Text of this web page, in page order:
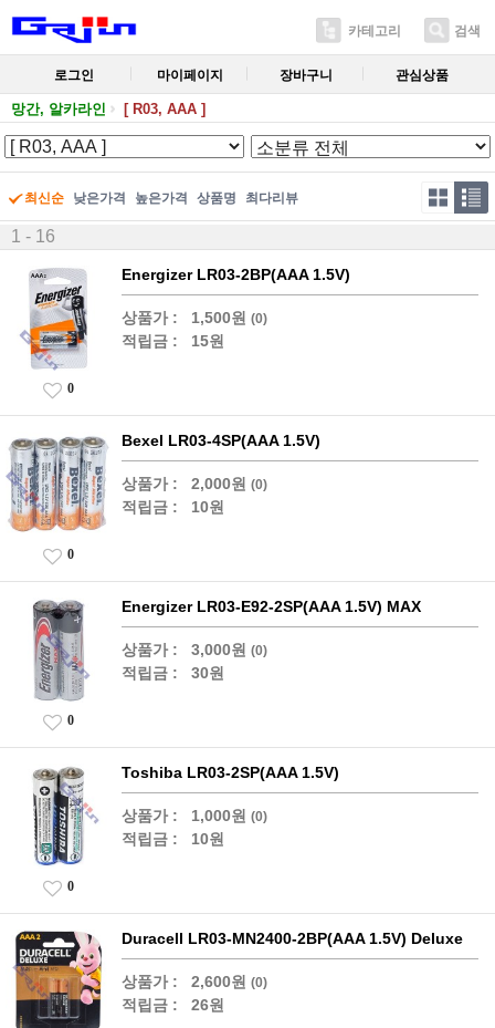
카테고리 검색
로그인 마이페이지 장바구니 관심상품
망간, 알카라인 [ R03, AAA ]
최신순 낮은가격 높은가격 상품명 최다리뷰
1 - 16
Energizer LR03-2BP(AAA 1.5V)
상품가 : 1,500원 (0)
적립금 : 15원
0
Bexel LR03-4SP(AAA 1.5V)
상품가 : 2,000원 (0)
적립금 : 10원
0
Energizer LR03-E92-2SP(AAA 1.5V) MAX
상품가 : 3,000원 (0)
적립금 : 30원
0
Toshiba LR03-2SP(AAA 1.5V)
상품가 : 1,000원 (0)
적립금 : 10원
0
Duracell LR03-MN2400-2BP(AAA 1.5V) Deluxe
상품가 : 2,600원 (0)
적립금 : 26원